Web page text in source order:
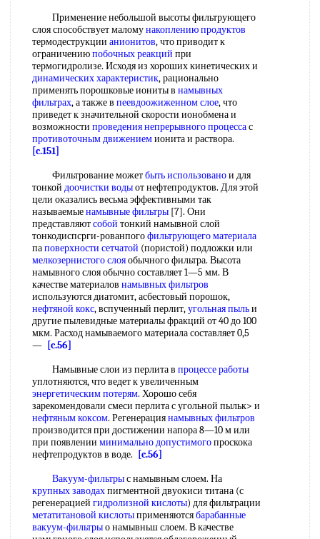
Применение небольшой высоты фильтрующего
слоя способствует маломунакоплению продуктов
термодеструкции анионитов, что приводит к
ограничениюпобочных реакций при
термогидролизе. Исходя из хороших кинетических и
динамических характеристик, рационально
применять порошковые иониты в намывных
фильтрах, а также в пеевдоожиженном слое, что
приведет к значительной скорости ионобмена и
возможности проведения непрерывного процессас
противоточным движениемионита и раствора.
[c.151]
Фильтрование можетбыть использованои для
тонкой доочистки водыот нефтепродуктов. Для этой
цели оказались весьма эффективными так
называемыенамывные фильтры [7]. Они
представляютсобой тонкий намывной слой
тонкодиспсрги-рованпогофильтрующего материала
паповерхности сетчатой (пористой) подложки или
мелкозернистого слояобычного фильтра. Высота
намывного слоя обычно составляет 1—5 мм. В
качестве материалов намывных фильтров
используются диатомит, асбестовый порошок,
нефтяной кокс, вспученный перлит,угольная пыльи
другие пылевидные материалы фракций от 40 до 100
мкм. Расход намываемого материала составляет 0,5
— [c.56]
Намывные слои из перлита в процессе работы
уплотняются, что ведет к увеличенным
энергетическим потерям. Хорошо себя
зарекомендовали смеси перлита с угольной пыльк> и
нефтяным коксом. Регенерациянамывных фильтров
производится при достижении напора 8—10 м или
при появлении минимально допустимогопроскока
нефтепродуктов в воде.
[c.56]
Вакуум-фильтрыс намывным слоем. На
крупных заводахпигментной двуокиси титана (с
регенерацией гидролизной кислоты) для фильтрации
метатитановой кислотыприменяютсябарабанные
вакуум-фильтрыо намывньш слоем. В качестве